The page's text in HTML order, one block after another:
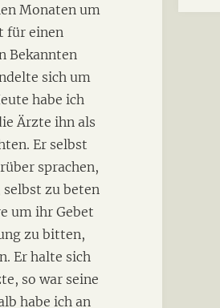
Monaten um
für einen
Bekannten
sich um
habe ich
Ärzte ihn als
Er selbst
sprachen,
zu beten
um ihr Gebet
zu bitten,
Er halte sich
so war seine
habe ich an